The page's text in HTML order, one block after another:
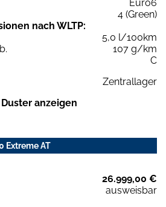
Euro6
4 (Green)
nach WLTP:
5,0 l/100km
107 g/km
C
Zentrallager
anzeigen
Extreme AT
26.999,00 €
ausweisbar